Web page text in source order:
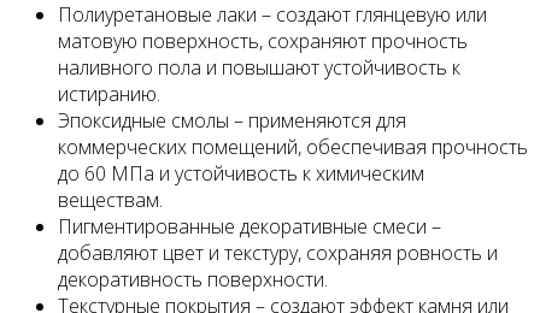
Полиуретановые лаки – создают глянцевую или
матовую поверхность, сохраняют прочность
наливного пола и повышают устойчивость к
истиранию.
Эпоксидные смолы – применяются для
коммерческих помещений, обеспечивая прочность
до 60 МПа и устойчивость к химическим
веществам.
Пигментированные декоративные смеси –
добавляют цвет и текстуру, сохраняя ровность и
декоративность поверхности.
Текстурные покрытия – создают эффект камня или